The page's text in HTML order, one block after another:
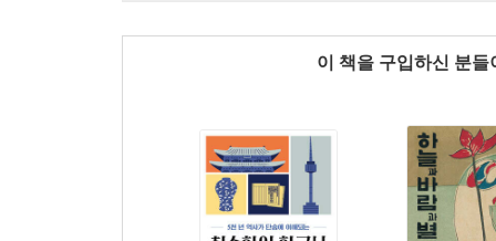
이 책을 구입하신 분